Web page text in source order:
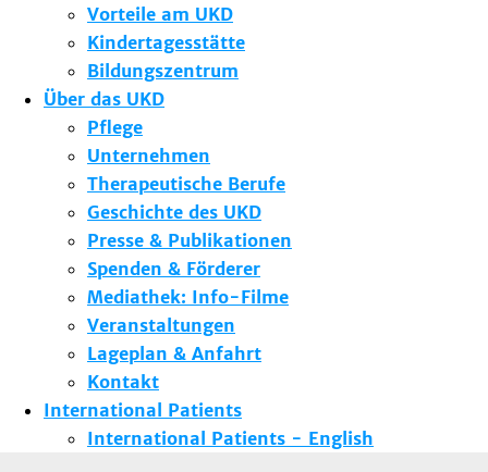
Vorteile am UKD
Kindertagesstätte
Bildungszentrum
Über das UKD
Pflege
Unternehmen
Therapeutische Berufe
Geschichte des UKD
Presse & Publikationen
Spenden & Förderer
Mediathek: Info-Filme
Veranstaltungen
Lageplan & Anfahrt
Kontakt
International Patients
International Patients - English